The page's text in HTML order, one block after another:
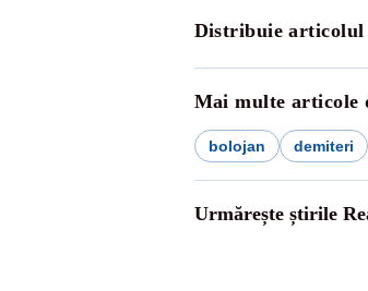
Distribuie articolul
Mai multe articole
bolojan demiteri
Urmărește știrile